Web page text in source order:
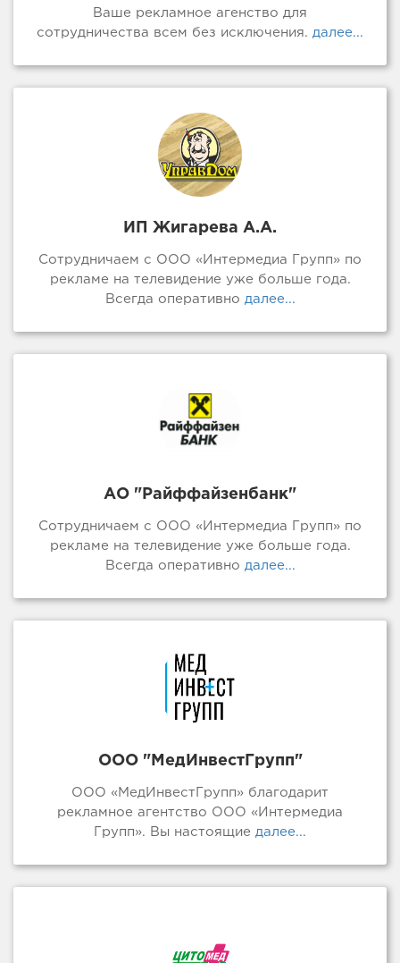
Ваше рекламное агенство для
сотрудничества всем без исключения. далее...
ИП Жигарева А.А.
Сотрудничаем с ООО «Интермедиа Групп» по
рекламе на телевидение уже больше года.
Всегда оперативно далее...
АО "Райффайзенбанк"
Сотрудничаем с ООО «Интермедиа Групп» по
рекламе на телевидение уже больше года.
Всегда оперативно далее...
ООО "МедИнвестГрупп"
ООО «МедИнвестГрупп» благодарит
рекламное агентство ООО «Интермедиа
Групп». Вы настоящие далее...